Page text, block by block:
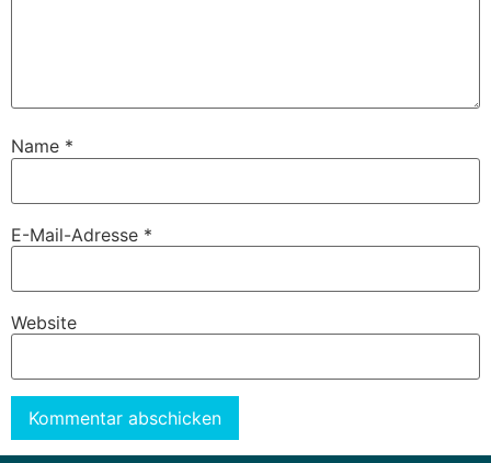
Name *
E-Mail-Adresse *
Website